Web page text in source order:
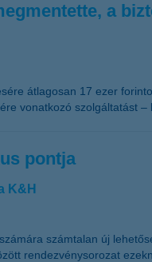
a
átlagosan 17 ezer
vonatkozó szolgáltatást –
pontja
K&H
számtalan új
rendezvénysorozat